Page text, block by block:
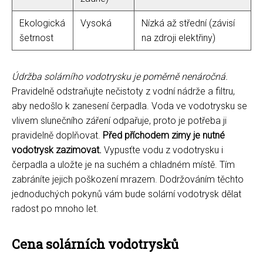
Ekologická
šetrnost
Vysoká
Nízká až střední (závisí
na zdroji elektřiny)
Údržba solárního vodotrysku je poměrně nenáročná.
Pravidelně odstraňujte nečistoty z vodní nádrže a filtru,
aby nedošlo k zanesení čerpadla. Voda ve vodotrysku se
vlivem slunečního záření odpařuje, proto je potřeba ji
pravidelně doplňovat. Před příchodem zimy je nutné
vodotrysk zazimovat. Vypusťte vodu z vodotrysku i
čerpadla a uložte je na suchém a chladném místě. Tím
zabráníte jejich poškození mrazem. Dodržováním těchto
jednoduchých pokynů vám bude solární vodotrysk dělat
radost po mnoho let.
Cena solárních vodotrysků